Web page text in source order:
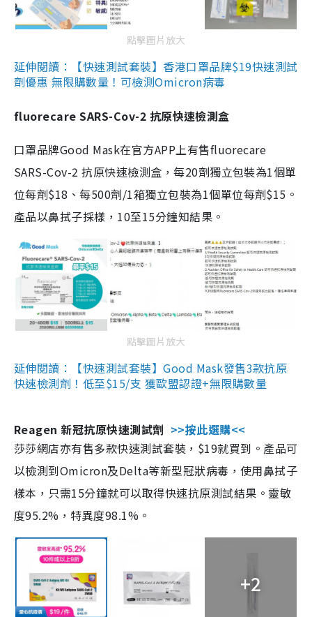
點擊圖片放大
延伸閱讀：【快速測試套裝】香港口罩品牌$19快速測試
劑優惠 無限購數量！可檢測Omicron病毒
fluorecare SARS-Cov-2 抗原快速檢測盒
口罩品牌Good Mask在官方APP上有售fluorecare
SARS-Cov-2 抗原快速檢測盒，每20劑獨立包裝為1個單
位每劑$18、每500劑/1箱獨立包裝為1個單位每劑$15。
產品以鼻拭子採樣，10至15分鐘知結果。
點擊圖片放大
延伸閱讀：【快速測試套裝】Good Mask發售3款抗原
快速檢測劑！低至$15/支 獲歐盟認證+無限購數量
Reagen 新冠抗原快速測試劑 >>按此選購<<
莎莎網店亦有售多款快速測試套裝，$19就買到。產品可
以檢測到Omicron及Delta等新型冠狀病毒，使用鼻拭子
樣本，只需15分鐘就可以取得快速抗原測試結果。靈敏
度95.2%，特異度98.1%。
+2